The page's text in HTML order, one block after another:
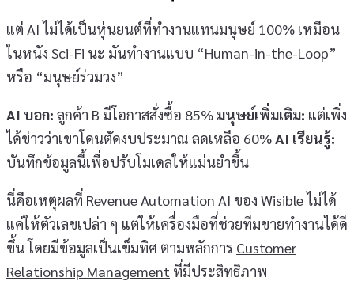
แต่ AI ไม่ได้เป็นหุ่นยนต์ที่ทำงานแทนมนุษย์ 100% เหมือน
ในหนัง Sci-Fi นะ มันทำงานแบบ “Human-in-the-Loop”
หรือ “มนุษย์ร่วมวง”
AI บอก: ลูกค้า B มีโอกาสสั่งซื้อ 85% มนุษย์เพิ่มเติม: แต่เพิ่ง
ได้ข่าวว่าเขาโดนตัดงบประมาณ ลดเหลือ 60% AI เรียนรู้:
บันทึกข้อมูลนี้เพื่อปรับโมเดลให้แม่นยำขึ้น
นี่คือเหตุผลที่ Revenue Automation AI ของ Wisible ไม่ได้
แค่ให้ตัวเลขเปล่า ๆ แต่ให้เครื่องมือที่ช่วยทีมขายทำงานได้ดี
ขึ้น โดยมีข้อมูลเป็นเข็มทิศ ตามหลักการ Customer
Relationship Management ที่มีประสิทธิภาพ